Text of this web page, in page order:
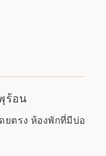
ร้อน
ตรง ห้องพักที่มีบ่อ